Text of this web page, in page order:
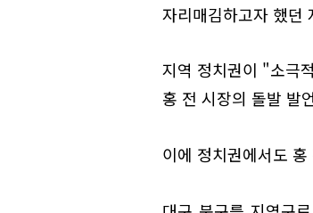
자리매김하고자 했던
지역 정치권이 "소극
홍 전 시장의 돌발 발
이에 정치권에서도